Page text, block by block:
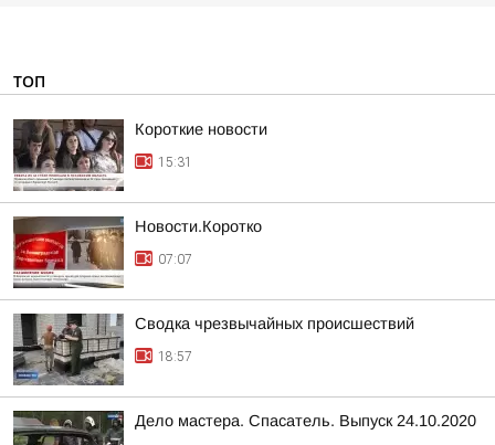
ТОП
Короткие новости
15:31
Новости.Коротко
07:07
Сводка чрезвычайных происшествий
18:57
Дело мастера. Спасатель. Выпуск 24.10.2020